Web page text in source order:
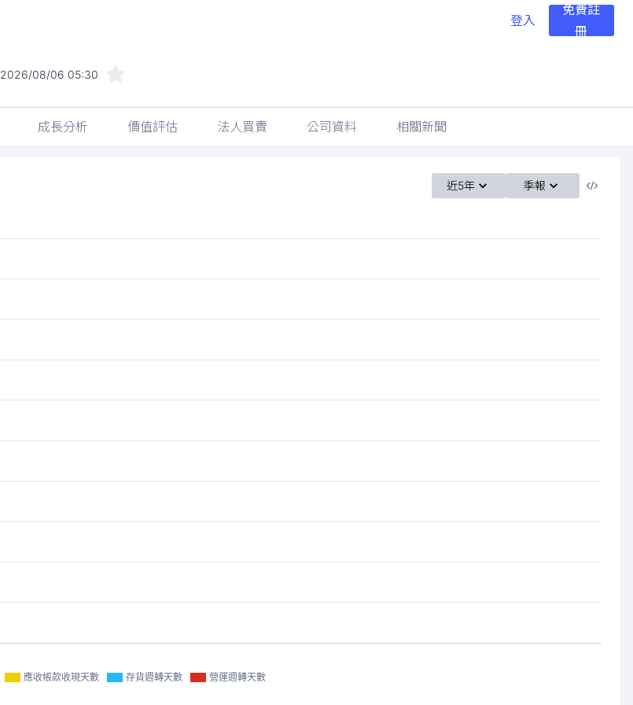
登入
免費註
冊
2026/08/06 05:30
成長分析 價值評估 法人買賣 公司資料 相關新聞
近5年 季報
應收帳款收現天數 存貨週轉天數 營運週轉天數